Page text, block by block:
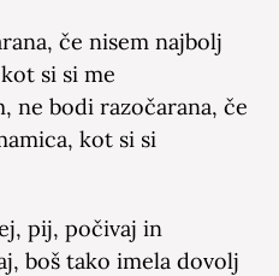
če nisem najbolj
si si me
ne bodi razočarana, če
kot si si
pij, počivaj in
boš tako imela dovolj